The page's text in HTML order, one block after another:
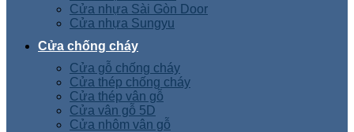
Cửa nhựa Sài Gòn Door
Cửa nhựa Sungyu
Cửa chống cháy
Cửa gỗ chống cháy
Cửa thép chống cháy
Cửa thép vân gỗ
Cửa vân gỗ 5D
Cửa nhôm vân gỗ